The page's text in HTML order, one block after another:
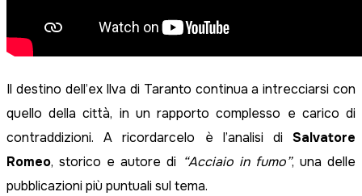
Il destino dell’ex Ilva di Taranto continua a intrecciarsi con
quello della città, in un rapporto complesso e carico di
contraddizioni. A ricordarcelo è l’analisi di Salvatore
Romeo, storico e autore di “Acciaio in fumo”, una delle
pubblicazioni più puntuali sul tema.